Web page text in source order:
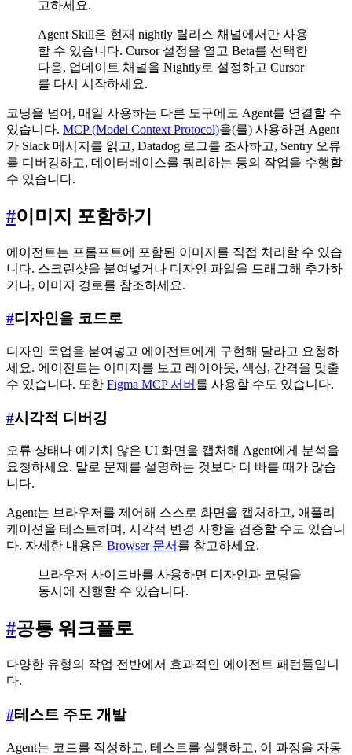
고하세요.
Agent Skill은 현재 nightly 릴리스 채널에서만 사용
할 수 있습니다. Cursor 설정을 열고 Beta를 선택한
다음, 업데이트 채널을 Nightly로 설정하고 Cursor
를 다시 시작하세요.
코딩을 넘어, 매일 사용하는 다른 도구에도 Agent를 연결할 수
있습니다. MCP (Model Context Protocol)을(를) 사용하면 Agent
가 Slack 메시지를 읽고, Datadog 로그를 조사하고, Sentry 오류
를 디버깅하고, 데이터베이스를 쿼리하는 등의 작업을 수행할
수 있습니다.
#이미지 포함하기
에이전트는 프롬프트에 포함된 이미지를 직접 처리할 수 있습
니다. 스크린샷을 붙여넣거나 디자인 파일을 드래그해 추가하
거나, 이미지 경로를 참조하세요.
#디자인을 코드로
디자인 목업을 붙여넣고 에이전트에게 구현해 달라고 요청하
세요. 에이전트는 이미지를 보고 레이아웃, 색상, 간격을 맞출
수 있습니다. 또한 Figma MCP 서버 를 사용할 수도 있습니다.
#시각적 디버깅
오류 상태나 예기치 않은 UI 화면을 캡처해 Agent에게 분석을
요청하세요. 말로 문제를 설명하는 것보다 더 빠를 때가 많습
니다.
Agent는 브라우저를 제어해 스스로 화면을 캡처하고, 애플리
케이션을 테스트하며, 시각적 변경 사항을 검증할 수도 있습니
다. 자세한 내용은 Browser 문서 를 참고하세요.
브라우저 사이드바를 사용하면 디자인과 코딩을
동시에 진행할 수 있습니다.
#공통 워크플로
다양한 유형의 작업 전반에서 효과적인 에이전트 패턴들입니
다.
#테스트 주도 개발
Agent는 코드를 작성하고, 테스트를 실행하고, 이 과정을 자동